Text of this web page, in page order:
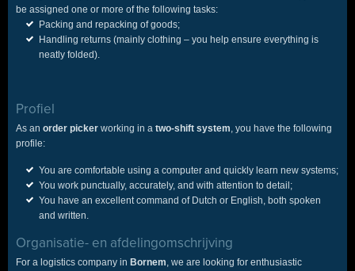
be assigned one or more of the following tasks:
Packing and repacking of goods;
Handling returns (mainly clothing – you help ensure everything is
neatly folded).
Profiel
As an order picker working in a two-shift system, you have the following
profile:
You are comfortable using a computer and quickly learn new systems;
You work punctually, accurately, and with attention to detail;
You have an excellent command of Dutch or English, both spoken
and written.
Organisatie- en afdelingomschrijving
For a logistics company in Bornem, we are looking for enthusiastic